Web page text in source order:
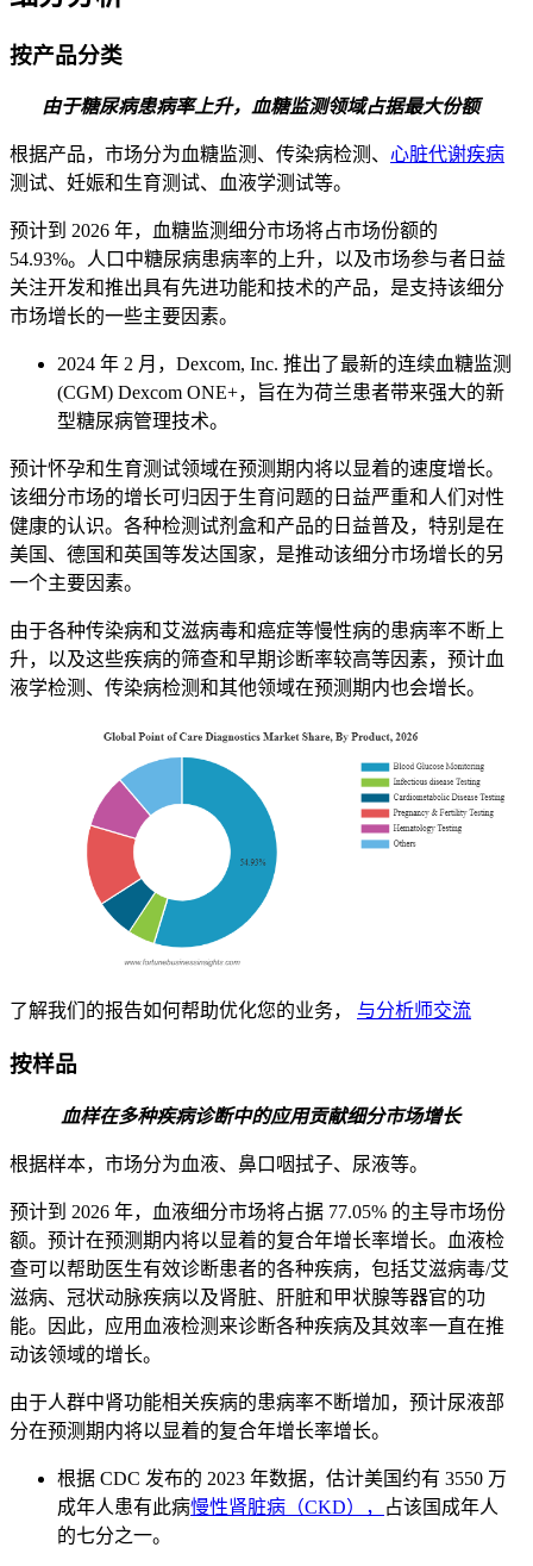
按产品分类
由于糖尿病患病率上升，血糖监测领域占据最大份额
根据产品，市场分为血糖监测、传染病检测、 心脏代谢疾病
测试、妊娠和生育测试、血液学测试等。
预计到 2026 年，血糖监测细分市场将占市场份额的
54.93%。人口中糖尿病患病率的上升，以及市场参与者日益
关注开发和推出具有先进功能和技术的产品，是支持该细分
市场增长的一些主要因素。
2024 年 2 月，Dexcom, Inc. 推出了最新的连续血糖监测
(CGM) Dexcom ONE+，旨在为荷兰患者带来强大的新
型糖尿病管理技术。
预计怀孕和生育测试领域在预测期内将以显着的速度增长。
该细分市场的增长可归因于生育问题的日益严重和人们对性
健康的认识。各种检测试剂盒和产品的日益普及，特别是在
美国、德国和英国等发达国家，是推动该细分市场增长的另
一个主要因素。
由于各种传染病和艾滋病毒和癌症等慢性病的患病率不断上
升，以及这些疾病的筛查和早期诊断率较高等因素，预计血
液学检测、传染病检测和其他领域在预测期内也会增长。
了解我们的报告如何帮助优化您的业务， 与分析师交流
按样品
血样在多种疾病诊断中的应用贡献细分市场增长
根据样本，市场分为血液、鼻口咽拭子、尿液等。
预计到 2026 年，血液细分市场将占据 77.05% 的主导市场份
额。预计在预测期内将以显着的复合年增长率增长。血液检
查可以帮助医生有效诊断患者的各种疾病，包括艾滋病毒/艾
滋病、冠状动脉疾病以及肾脏、肝脏和甲状腺等器官的功
能。因此，应用血液检测来诊断各种疾病及其效率一直在推
动该领域的增长。
由于人群中肾功能相关疾病的患病率不断增加，预计尿液部
分在预测期内将以显着的复合年增长率增长。
根据 CDC 发布的 2023 年数据，估计美国约有 3550 万
成年人患有此病慢性肾脏病（CKD），
占该国成年人
的七分之一。